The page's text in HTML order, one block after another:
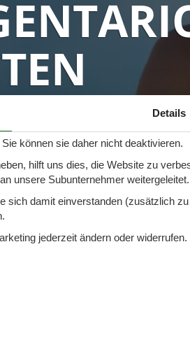
in Monte Argentario imDetails
können sie daher nicht deaktivieren.
hilft uns dies, die Website zu
unsere Subunternehmer weitergeleitet.
sich damit einverstanden (zusätzlich
jederzeit ändern oder widerrufen.